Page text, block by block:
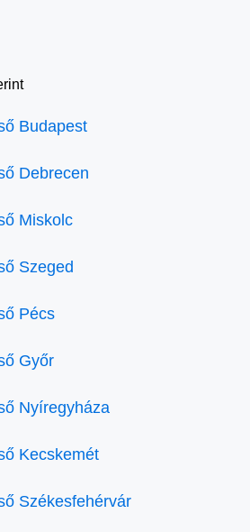
Budapest
Debrecen
Miskolc
Szeged
Pécs
Győr
Nyíregyháza
Kecskemét
Székesfehérvár